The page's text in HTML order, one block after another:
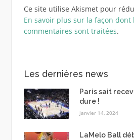
Ce site utilise Akismet pour
En savoir plus sur la façon dont
commentaires sont traitées.
Les dernières news
Paris sait
dure !
janvier 14, 2024
LaMelo Ball